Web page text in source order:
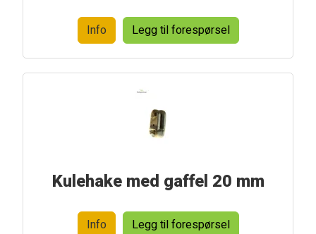
Info Legg til forespørsel
Kulehake med gaffel 20 mm
Info Legg til forespørsel